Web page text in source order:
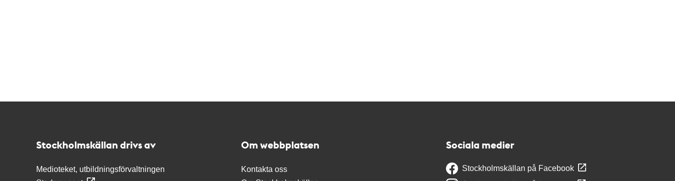
Stockholmskällan drivs av
Medioteket, utbildningsförvaltningen
Om webbplatsen
Kontakta oss
Sociala medier
Stockholmskällan på Facebook